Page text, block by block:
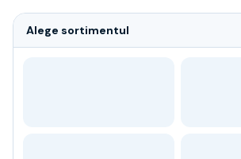
Rom
Vodka
Alege sortimentul